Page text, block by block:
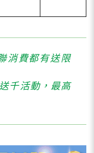
消費都有送限
千活動，最高